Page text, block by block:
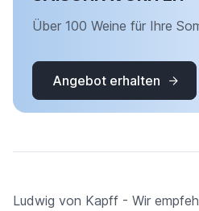
Über 100 Weine für Ihre
Angebot erhalten
Ludwig von Kapff - Wir